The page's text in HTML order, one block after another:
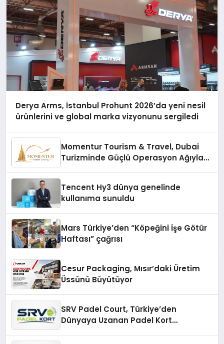
Derya Arms, İstanbul Prohunt 2026’da yeni nesil
ürünlerini ve global marka vizyonunu sergiledi
Momentur Tourism & Travel, Dubai
Turizminde Güçlü Operasyon Ağıyla
Tencent Hy3 dünya genelinde
kullanıma sunuldu
Mars Türkiye’den “Köpeğini İşe Götür
Haftası” çağrısı
Cesur Packaging, Mısır’daki Üretim
Üssünü Büyütüyor
SRV Padel Court, Türkiye’den
Dünyaya Uzanan Padel Kort